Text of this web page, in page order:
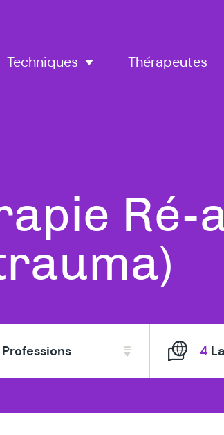
Ré-
Professions 4
Techniques Thérapeutes